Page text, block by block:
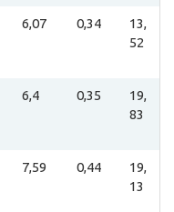
6,07 0,34
13,
52
6,4 0,35
19,
83
7,59 0,44
19,
13